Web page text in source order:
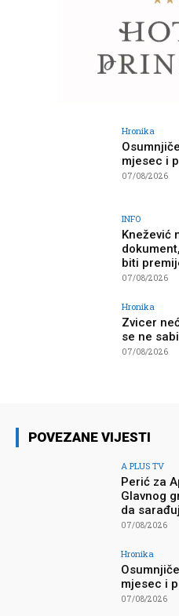
Hronika
mjesec i
07/08/2026
INFO
Knežević
biti
07/08/2026
Hronika
Zvicer
se ne
07/08/2026
POVEZANE VIJESTI
A PLUS TV
Perić za
Glavnog
da
07/08/2026
Hronika
mjesec i
07/08/2026